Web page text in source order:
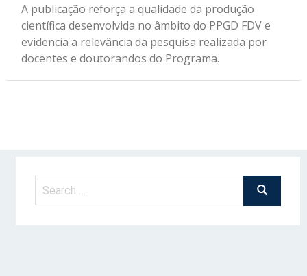
A publicação reforça a qualidade da produção
científica desenvolvida no âmbito do PPGD FDV e
evidencia a relevância da pesquisa realizada por
docentes e doutorandos do Programa.